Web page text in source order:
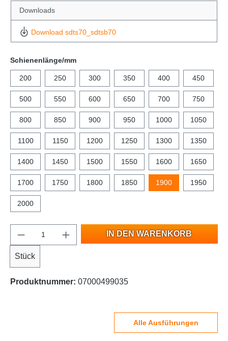
Downloads
Download sdts70_sdtsb70
Schienenlänge/mm
200 250 300 350 400 450
500 550 600 650 700 750
800 850 900 950 1000 1050
1100 1150 1200 1250 1300 1350
1400 1450 1500 1550 1600 1650
1700 1750 1800 1850 1900 1950
2000
Stück
IN DEN WARENKORB
Produktnummer: 07000499035
Alle Ausführungen